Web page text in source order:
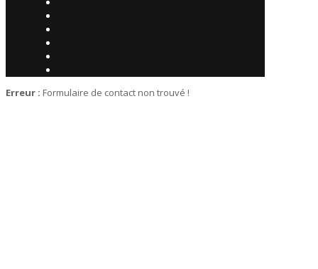
Erreur : Formulaire de contact non trouvé !